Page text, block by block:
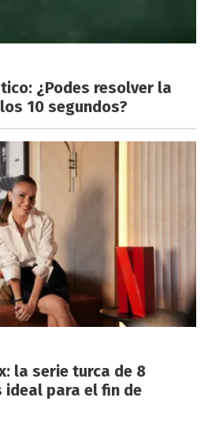
¿Podes resolver la
10 segundos?
la serie turca de 8
ideal para el fin de